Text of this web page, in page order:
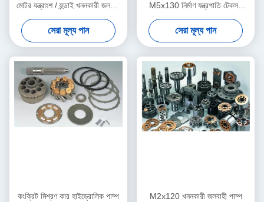
মোটর যন্ত্রাংশ / হুন্ডাই খননকারী জলবাহী
যন্ত্রাংশ
সেরা মূল্য পান
M5x130 নির্মাণ যন্ত্রপাতি টেকসই
সমর্থন
সেরা মূল্য পান
কংক্রিট মিশ্রণ কার হাইড্রোলিক পাম্প
M2x120 খননকারী জলবাহী পাম্প